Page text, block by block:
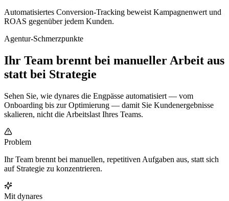
Automatisiertes Conversion-Tracking beweist Kampagnenwert und
ROAS gegenüber jedem Kunden.
Agentur-Schmerzpunkte
Ihr Team brennt bei manueller Arbeit aus
statt bei Strategie
Sehen Sie, wie dynares die Engpässe automatisiert — vom
Onboarding bis zur Optimierung — damit Sie Kundenergebnisse
skalieren, nicht die Arbeitslast Ihres Teams.
Problem
Ihr Team brennt bei manuellen, repetitiven Aufgaben aus, statt sich
auf Strategie zu konzentrieren.
Mit dynares